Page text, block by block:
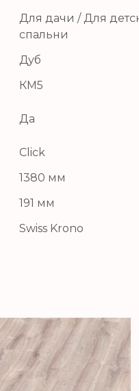
Для дачи / Для
спальни
Дуб
КМ5
Да
Click
1380 мм
191 мм
Swiss Krono